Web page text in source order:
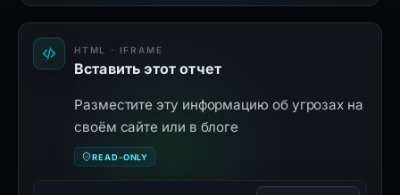
HTML · IFRAME
Вставить этот отчет
Разместите эту информацию об угрозах на
своём сайте или в блоге
READ-ONLY